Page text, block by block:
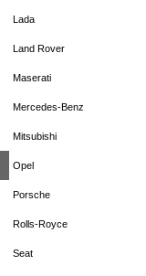
Lada
Land Rover
Maserati
Mercedes-Benz
Mitsubishi
Opel
Porsche
Rolls-Royce
Seat